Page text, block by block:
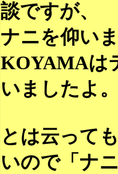
談ですが、
ナニを仰い
KOYAMAは
いましたよ。
とは云って
いので「ナ